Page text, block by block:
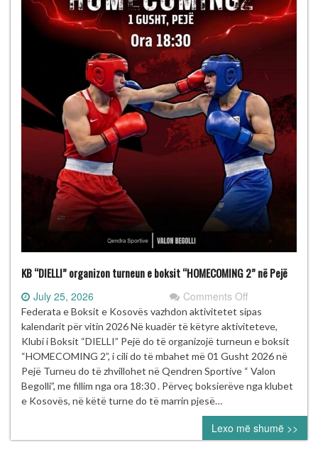
KB “DIELLI” organizon turneun e boksit “HOMECOMING 2” në Pejë
July 25, 2026 Comments Offon
KB
“DIELLI”
organizon
turneun
e
boksit
2”
në
Pejë
Federata e Boksit e Kosovës vazhdon aktivitetet sipas
kalendarit për vitin 2026 Në kuadër të këtyre aktiviteteve,
Klubi i Boksit “DIELLI” Pejë do të organizojë turneun e boksit
“HOMECOMING 2”, i cili do të mbahet më 01 Gusht 2026 në
Pejë Turneu do të zhvillohet në Qendren Sportive “ Valon
Begolli”, me fillim nga ora 18:30 . Përveç boksierëve nga klubet
e Kosovës, në këtë turne do të marrin pjesë…
Lexo më shumë >>